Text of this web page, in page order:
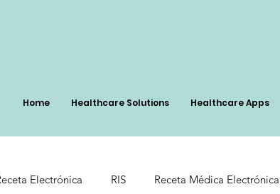
Home Healthcare Solutions Healthcare Apps
Electrónica RIS Receta Médica Electrónica